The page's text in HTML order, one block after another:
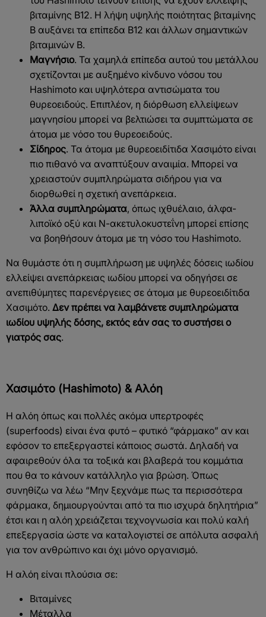
βιταμίνης Β12. Η λήψη υψηλής ποιότητας βιταμίνης
Β αυξάνει τα επίπεδα Β12 και άλλων σημαντικών
βιταμινών Β.
Μαγνήσιο. Τα χαμηλά επίπεδα αυτού του μετάλλου
σχετίζονται με αυξημένο κίνδυνο νόσου του
Hashimoto και υψηλότερα αντισώματα του
θυρεοειδούς. Επιπλέον, η διόρθωση ελλείψεων
μαγνησίου μπορεί να βελτιώσει τα συμπτώματα σε
άτομα με νόσο του θυρεοειδούς.
Σίδηρος. Τα άτομα με θυρεοειδίτιδα Χασιμότο είναι
πιο πιθανό να αναπτύξουν αναιμία. Μπορεί να
χρειαστούν συμπληρώματα σιδήρου για να
διορθωθεί η σχετική ανεπάρκεια.
Άλλα συμπληρώματα, όπως ιχθυέλαιο, άλφα-
λιποϊκό οξύ και Ν-ακετυλοκυστεΐνη μπορεί επίσης
να βοηθήσουν άτομα με τη νόσο του Hashimoto.
Να θυμάστε ότι η συμπλήρωση με υψηλές δόσεις ιωδίου
ελλείψει ανεπάρκειας ιωδίου μπορεί να οδηγήσει σε
ανεπιθύμητες παρενέργειες σε άτομα με θυρεοειδίτιδα
Χασιμότο. Δεν πρέπει να λαμβάνετε συμπληρώματα
ιωδίου υψηλής δόσης, εκτός εάν σας το συστήσει ο
γιατρός σας.
Χασιμότο (Hashimoto) & Αλόη
Η αλόη όπως και πολλές ακόμα υπερτροφές
(superfoods) είναι ένα φυτό – φυτικό “φάρμακο” αν και
εφόσον το επεξεργαστεί κάποιος σωστά. Δηλαδή να
αφαιρεθούν όλα τα τοξικά και βλαβερά του κομμάτια
που θα το κάνουν κατάλληλο για βρώση. Όπως
συνηθίζω να λέω “Μην ξεχνάμε πως τα περισσότερα
φάρμακα, δημιουργούνται από τα πιο ισχυρά δηλητήρια”
έτσι και η αλόη χρειάζεται τεχνογνωσία και πολύ καλή
επεξεργασία ώστε να καταλογιστεί σε απόλυτα ασφαλή
για τον ανθρώπινο και όχι μόνο οργανισμό.
Η αλόη είναι πλούσια σε:
Βιταμίνες
Μέταλλα